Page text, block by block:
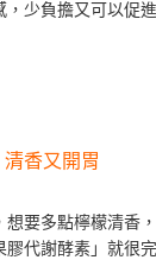
少負擔又可以促
香又開胃
要多點檸檬清香
膠代謝酵素」就很